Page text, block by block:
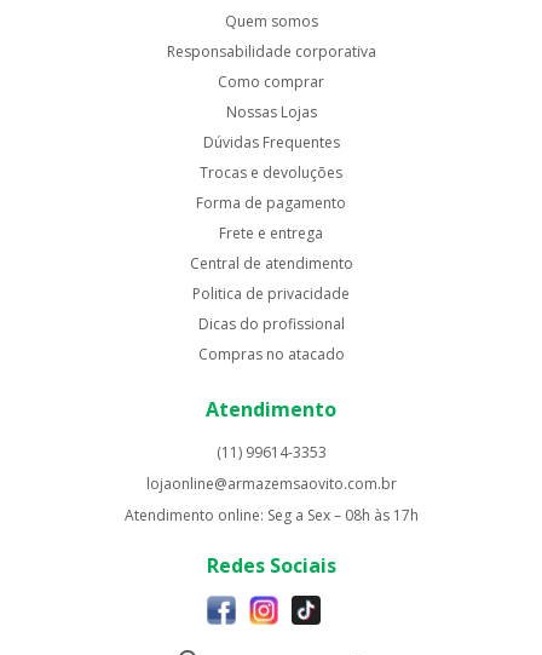
Quem somos
Responsabilidade corporativa
Como comprar
Nossas Lojas
Dúvidas Frequentes
Trocas e devoluções
Forma de pagamento
Frete e entrega
Central de atendimento
Politica de privacidade
Dicas do profissional
Compras no atacado
Atendimento
(11) 99614-3353
lojaonline@armazemsaovito.com.br
Atendimento online: Seg a Sex – 08h às 17h
Redes Sociais